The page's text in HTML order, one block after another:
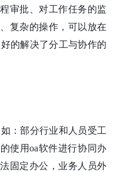
审批、对工作任务的监
复杂的操作，可以放在
的解决了分工与协作的
：部分行业和人员受工
使用oa软件进行协同办
固定办公，业务人员外